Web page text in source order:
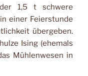
1,5 t schwere
einer Feierstunde
übergeben.
Ising (ehemals
Mühlenwesen in